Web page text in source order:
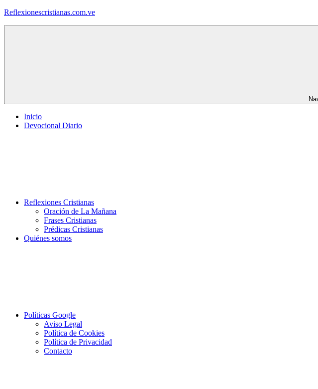
Saltar
Reflexionescristianas.com.ve
Inicio
Devocional Diario
Reflexiones Cristianas
Oración de La Mañana
Frases Cristianas
Prédicas Cristianas
Quiénes somos
Políticas Google
Aviso Legal
Política de Cookies
Política de Privacidad
Contacto